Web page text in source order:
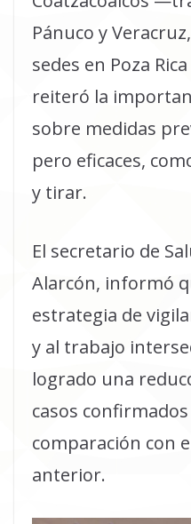
Pánuco y
sedes en Poza
reiteró la
sobre medidas
pero eficaces,
y tirar.
El secretario de
Alarcón, informó
estrategia de
y al trabajo
logrado una
casos
comparación con
anterior.